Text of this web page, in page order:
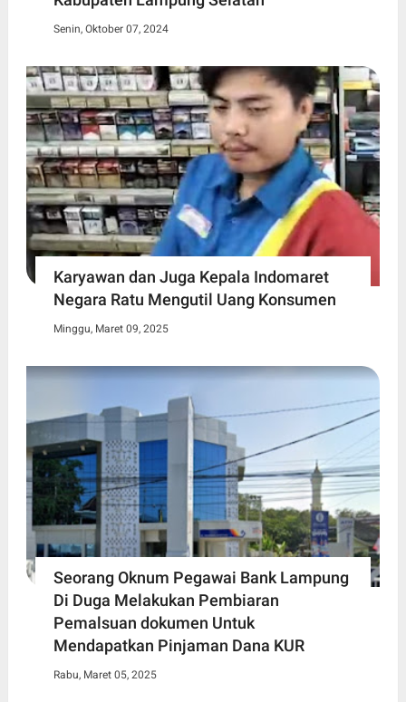
Senin, Oktober 07, 2024
Karyawan dan Juga Kepala Indomaret
Negara Ratu Mengutil Uang Konsumen
Minggu, Maret 09, 2025
Seorang Oknum Pegawai Bank Lampung
Di Duga Melakukan Pembiaran
Pemalsuan dokumen Untuk
Mendapatkan Pinjaman Dana KUR
Rabu, Maret 05, 2025